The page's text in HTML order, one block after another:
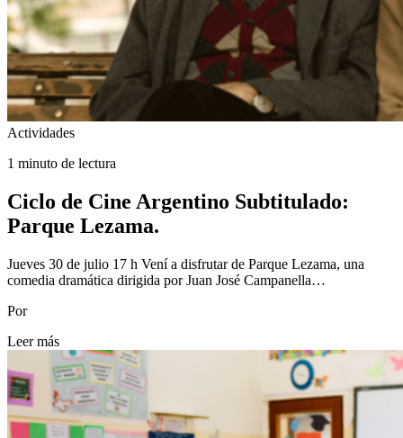
Actividades
1 minuto de lectura
Ciclo de Cine Argentino Subtitulado:
Parque Lezama.
Jueves 30 de julio 17 h Vení a disfrutar de Parque Lezama, una
comedia dramática dirigida por Juan José Campanella…
Por
Leer más